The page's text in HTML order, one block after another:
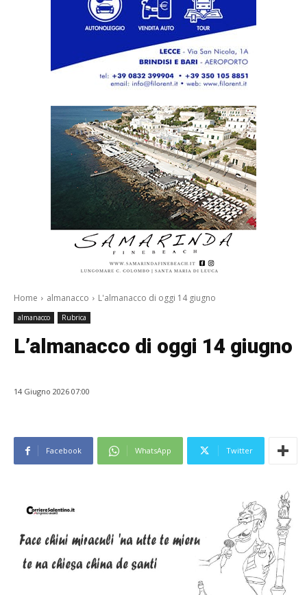
Home almanacco L'almanacco di oggi 14 giugno
almanacco Rubrica
L’almanacco di oggi 14 giugno
14 Giugno 2026 07:00
Facebook WhatsApp Twitter